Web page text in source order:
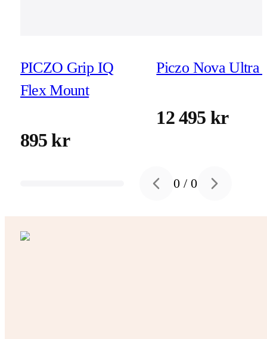
PICZO Grip IQ
Flex Mount
895 kr
Piczo Nova Ultra
12 495 kr
Previous slide
0 /0 Next slide